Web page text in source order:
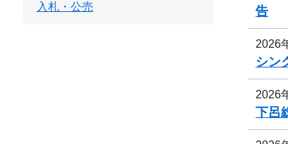
告
2026
シン
2026
下呂
入札・公売